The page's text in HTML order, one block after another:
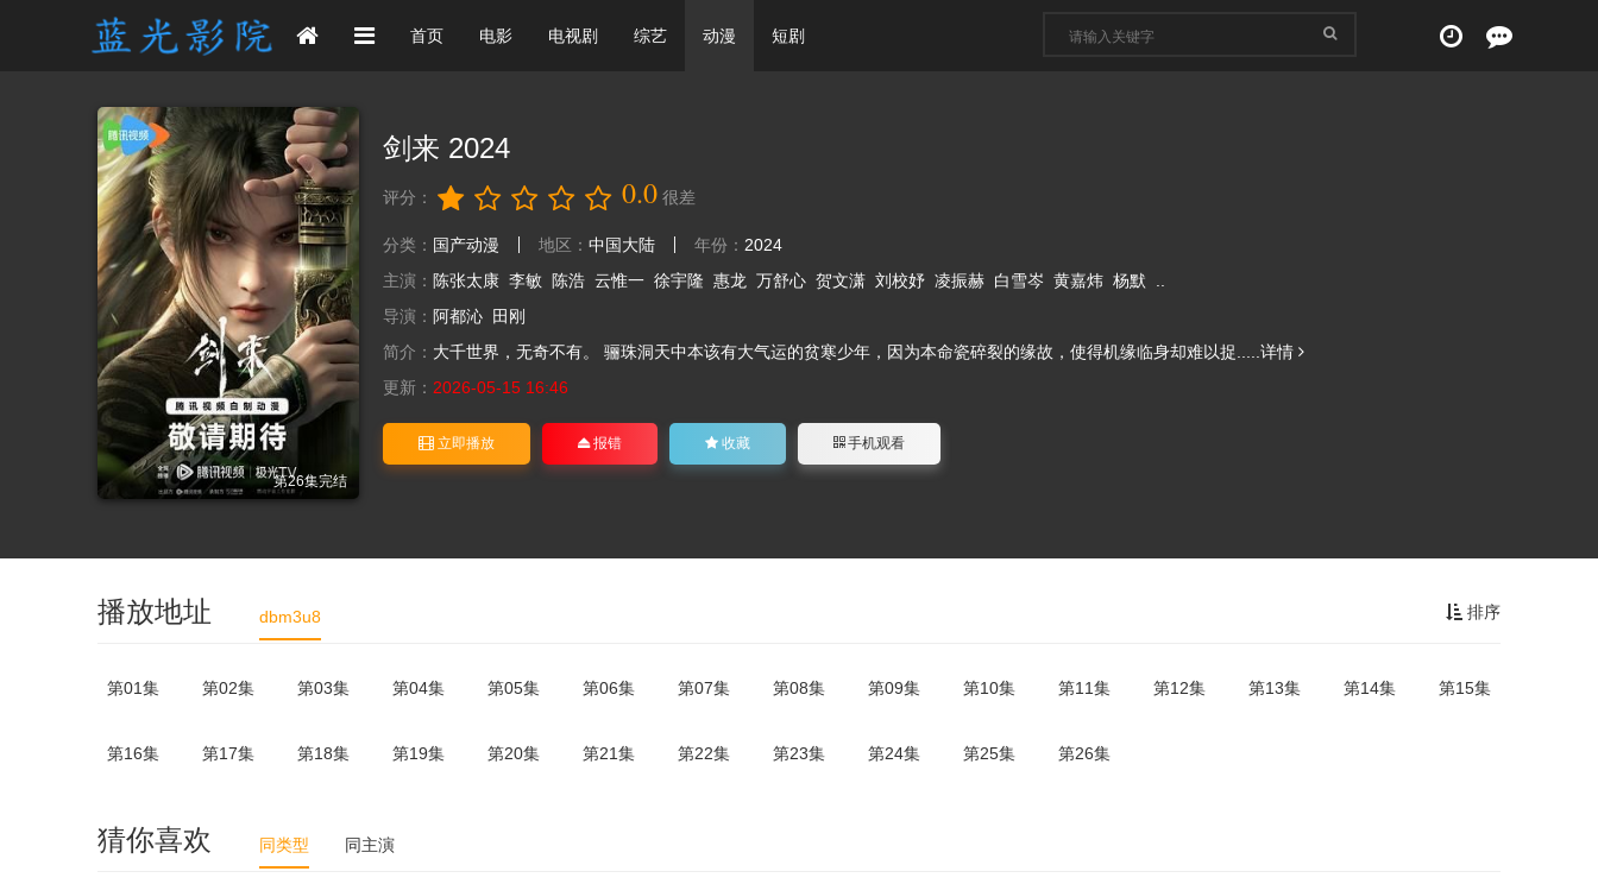
首页 电影 电视剧 综艺 动漫 短剧
第26集完结
剑来 2024
评分： 0.0 很差
分类： 国产动漫 地区： 中国大陆 年份： 2024
主演： 陈张太康 李敏 陈浩 云惟一 徐宇隆 惠龙 万舒心 贺文潇 刘校妤 凌振赫 白雪岑 黄嘉炜 杨默
导演： 阿都沁
田刚
简介： 大千世界，无奇不有。 骊珠洞天中本该有大气运的贫寒少年，因为本命瓷碎裂的缘故，使得机缘临身却难以捉..... 详情
更新： 2026-05-15 16:46
立即播放 报错 收藏 手机观看
排序
播放地址 dbm3u8
第01集 第02集 第03集 第04集 第05集 第06集 第07集 第08集 第09集 第10集 第11集 第12集 第13集 第14集 第15集
第16集 第17集 第18集 第19集 第20集 第21集 第22集 第23集 第24集 第25集 第26集
猜你喜欢 同类型 同主演